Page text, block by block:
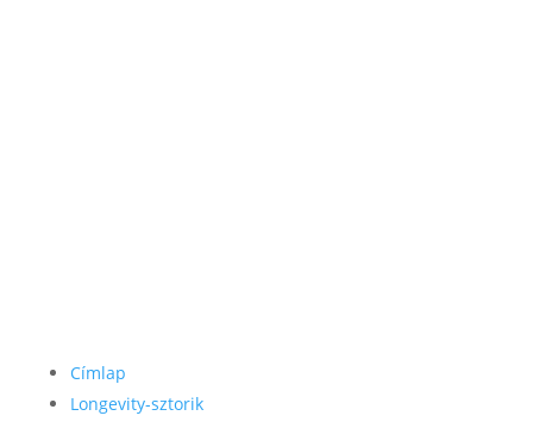
Címlap
Longevity-sztorik